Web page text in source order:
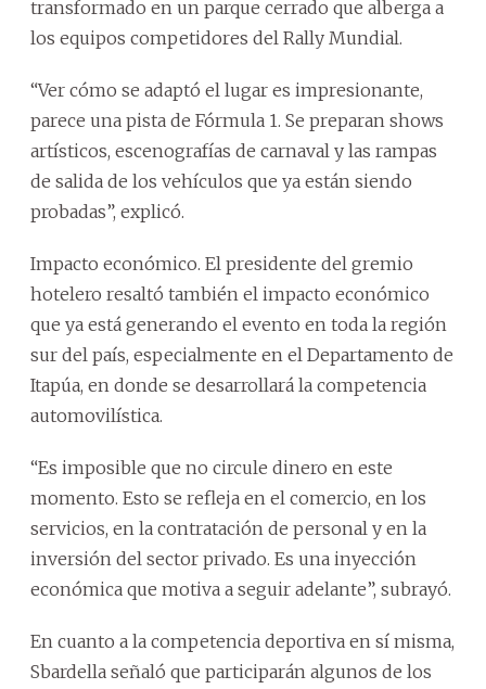
transformado en un parque cerrado que alberga a
los equipos competidores del Rally Mundial.
“Ver cómo se adaptó el lugar es impresionante,
parece una pista de Fórmula 1. Se preparan shows
artísticos, escenografías de carnaval y las rampas
de salida de los vehículos que ya están siendo
probadas”, explicó.
Impacto económico. El presidente del gremio
hotelero resaltó también el impacto económico
que ya está generando el evento en toda la región
sur del país, especialmente en el Departamento de
Itapúa, en donde se desarrollará la competencia
automovilística.
“Es imposible que no circule dinero en este
momento. Esto se refleja en el comercio, en los
servicios, en la contratación de personal y en la
inversión del sector privado. Es una inyección
económica que motiva a seguir adelante”, subrayó.
En cuanto a la competencia deportiva en sí misma,
Sbardella señaló que participarán algunos de los